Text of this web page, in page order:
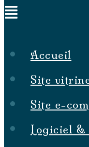
Accueil
Site
Site e-
Logiciel &